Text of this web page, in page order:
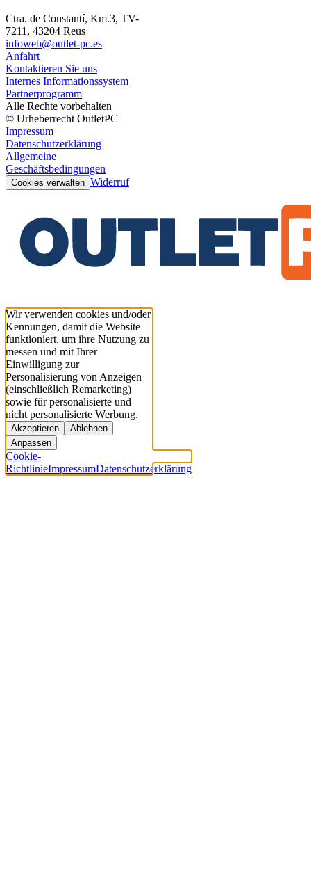
Ctra. de Constantí, Km.3, TV-
7211, 43204 Reus
infoweb@outlet-pc.es
Anfahrt
Kontaktieren Sie uns
Internes Informationssystem
Partnerprogramm
Alle Rechte vorbehalten
© Urheberrecht OutletPC
Impressum
Datenschutzerklärung
Allgemeine
Geschäftsbedingungen
Cookies verwalten Widerruf
Wir verwenden cookies und/oder
Kennungen, damit die Website
funktioniert, um ihre Nutzung zu
messen und mit Ihrer
Einwilligung zur
Personalisierung von Anzeigen
(einschließlich Remarketing)
sowie für personalisierte und
nicht personalisierte Werbung.
Akzeptieren
Ablehnen
Anpassen
Cookie-
RichtlinieImpressumDatenschutzerklärung